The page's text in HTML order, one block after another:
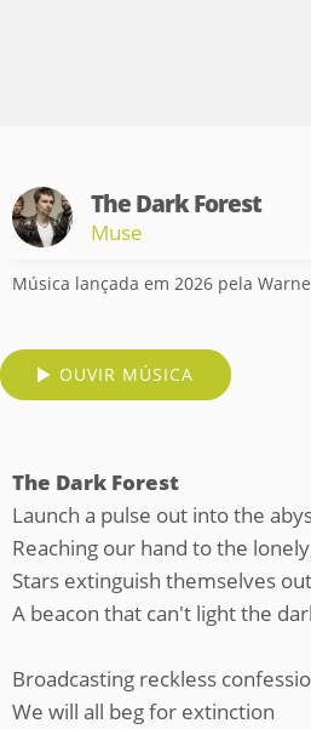
The Dark Forest
Muse
Música lançada em 2026 pela
OUVIR MÚSICA
The Dark Forest
Launch a pulse out into the
Reaching our hand to the
Stars extinguish themselves
A beacon that can't light the
Broadcasting reckless
We will all beg for extinction